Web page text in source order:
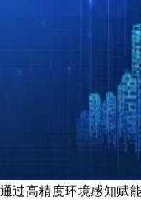
通过高精度环境感知赋